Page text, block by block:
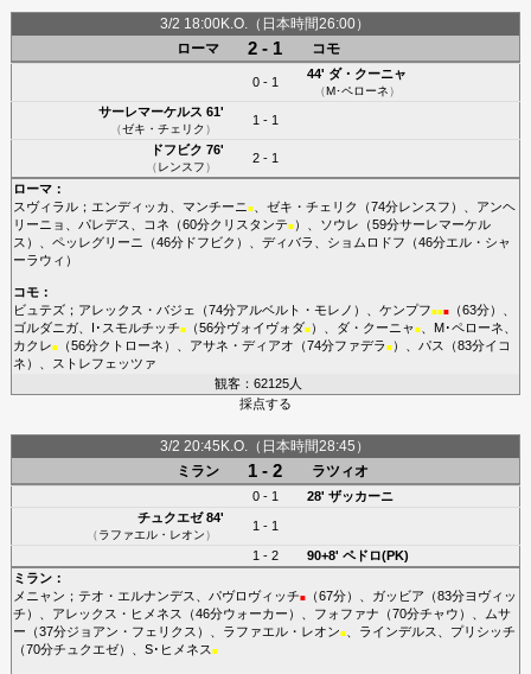
3/2 18:00K.O.（日本時間26:00）
ローマ
2 - 1 コモ
0 - 1
44' ダ・クーニャ
（M･ペローネ）
サーレマーケルス 61'
（ゼキ・チェリク ）
1 - 1
ドフビク 76'
（レンスフ）
2 - 1
ローマ：
スヴィラル； エンディッカ マンチーニ ■、 ゼキ・チェリク （74分レンスフ ）、 アンヘ
リーニョ
パレデス コネ （60分クリスタンテ■）、 ソウレ （59分サーレマーケル
ス ）、 ペッレグリーニ （46分ドフビク ）、 ディバラ ショムロドフ （46分エル・シャ
ーラウィ ）
コモ：
ビュテズ； アレックス・バジェ （74分アルベルト・モレノ ）、 ケンプフ■■■（63分）、
ゴルダニガ、 I･スモルチッチ■（56分ヴォイヴォダ■）、 ダ・クーニャ ■、 M･ペローネ
カクレ■（56分クトローネ ）、 アサネ・ディアオ （74分ファデラ ■）、 パス （83分イコ
ネ ）、 ストレフェッツァ
観客：62125人
採点する
3/2 20:45K.O.（日本時間28:45）
ミラン
1 - 2 ラツィオ
0 - 1 28' ザッカーニ
チュクエゼ84'
（ラファエル・レオン）
1 - 1
1 - 2 90+8' ペドロ(PK)
ミラン：
メニャン ； テオ・エルナンデス パヴロヴィッチ■（67分）、 ガッビア （83分ヨヴィッ
チ ）、 アレックス・ヒメネス （46分ウォーカー ）、 フォファナ （70分チャウ ）、
ムサ
ー （37分ジョアン・フェリクス ）、 ラファエル・レオン■、 ラインデルス
プリシッチ
（70分チュクエゼ）、 S･ヒメネス ■